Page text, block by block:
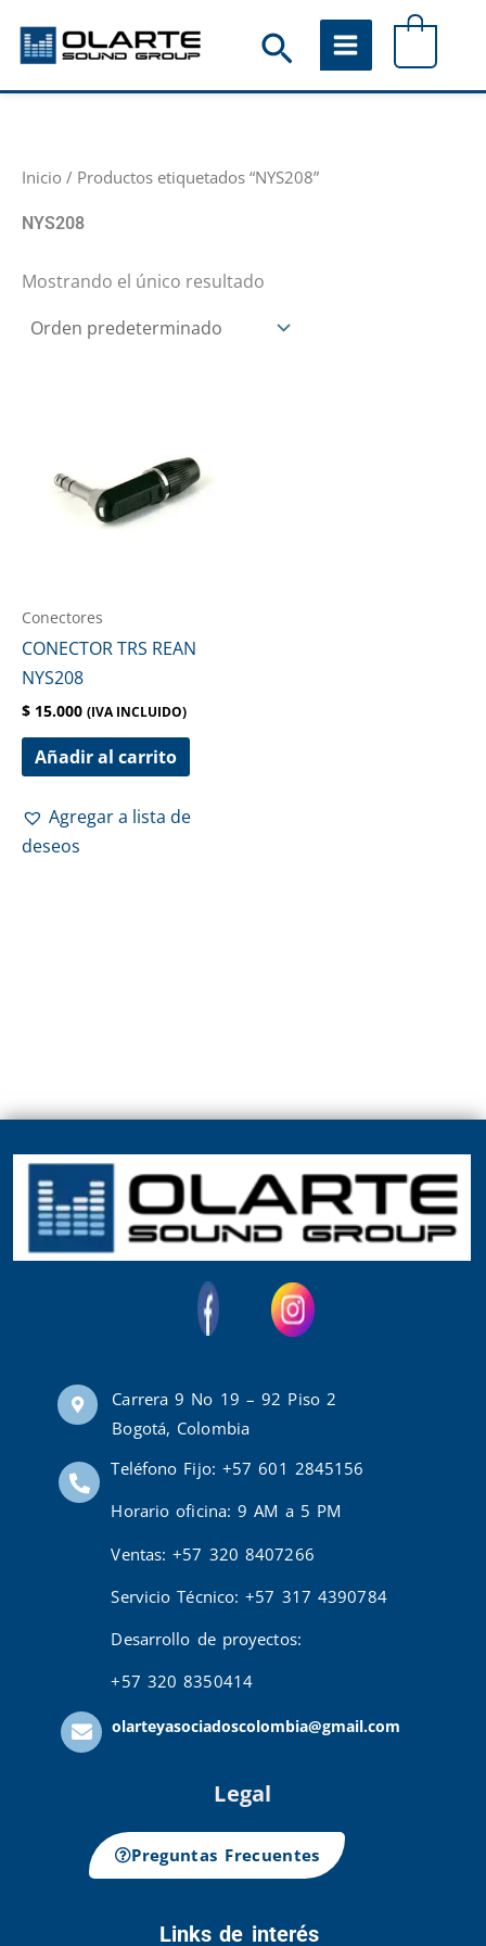
contenido
Buscar
Inicio / Productos etiquetados “NYS208”
NYS208
Mostrando el único resultado
Conectores
CONECTOR TRS REAN
NYS208
$ 15.000 (IVA INCLUIDO)
Añadir al carrito
Agregar a lista de
deseos
Carrera 9 No 19 – 92 Piso 2
Bogotá, Colombia
Teléfono Fijo: +57 601 2845156
Horario oficina: 9 AM a 5 PM
Ventas: +57 320 8407266
Servicio Técnico: +57 317 4390784
Desarrollo de proyectos:
+57 320 8350414
olarteyasociadoscolombia@gmail.com
Legal
Preguntas Frecuentes
Links de interés